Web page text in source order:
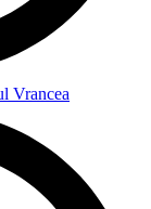
Vrancea